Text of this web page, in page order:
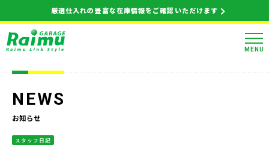
厳選仕入れの豊富な在庫情報をご確認いただけます
MENU
NEWS
お知らせ
スタッフ日記